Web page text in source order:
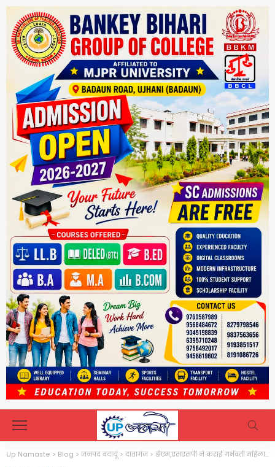
Up Namaste > Blog > जनपद बदायूं> दातागंज> डीएम,एसएसपी ने कराई गर्भवती महिलाओं की गोद भराई की रस्म, 6 माह से अधिक के बच्चों को कराया अन्नप्राशन